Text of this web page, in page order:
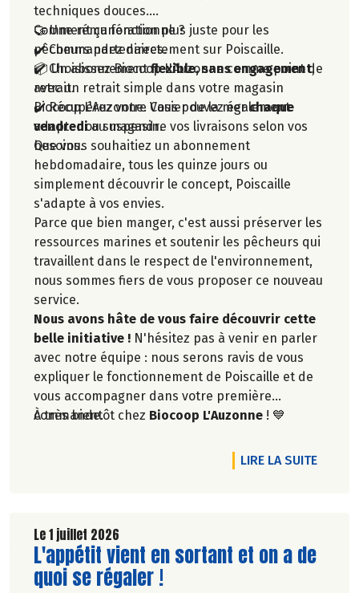
techniques douces.
🤝 Une rémunération plus juste pour les
pêcheurs partenaires.
📦 Un abonnementflexible, sans engagement,
avec un retrait simple dans votre magasin
Biocoop L'Auzonne. Vous pouvez également
adapter ou suspendre vos livraisons selon vos
besoins.
Comment ça fonctionne ?
✔️ Commandez directement sur Poiscaille.
✔️ Choisissez Biocoop L'Auzonne comme point de
retrait.
✔️ Récupérez votre Casier de la merchaque
vendrediau magasin.
Que vous souhaitiez un abonnement
hebdomadaire, tous les quinze jours ou
simplement découvrir le concept, Poiscaille
s'adapte à vos envies.
Parce que bien manger, c'est aussi préserver les
ressources marines et soutenir les pêcheurs qui
travaillent dans le respect de l'environnement,
nous sommes fiers de vous proposer ce nouveau
service.
Nous avons hâte de vous faire découvrir cette
belle initiative ! N'hésitez pas à venir en parler
avec notre équipe : nous serons ravis de vous
expliquer le fonctionnement de Poiscaille et de
vous accompagner dans votre première
commande.
À très bientôt chez Biocoop L'Auzonne ! 💙
LIRE LA SUITEDE
Le 1 juillet 2026
Lire la suite de l'article
L'appétit vient en sortant et on a de
quoi se régaler !